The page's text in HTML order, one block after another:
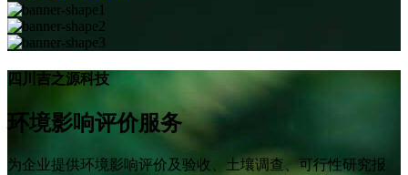
四川吉之源科技
环境影响评价服务
为企业提供环境影响评价及验收、土壤调查、可行性研究报